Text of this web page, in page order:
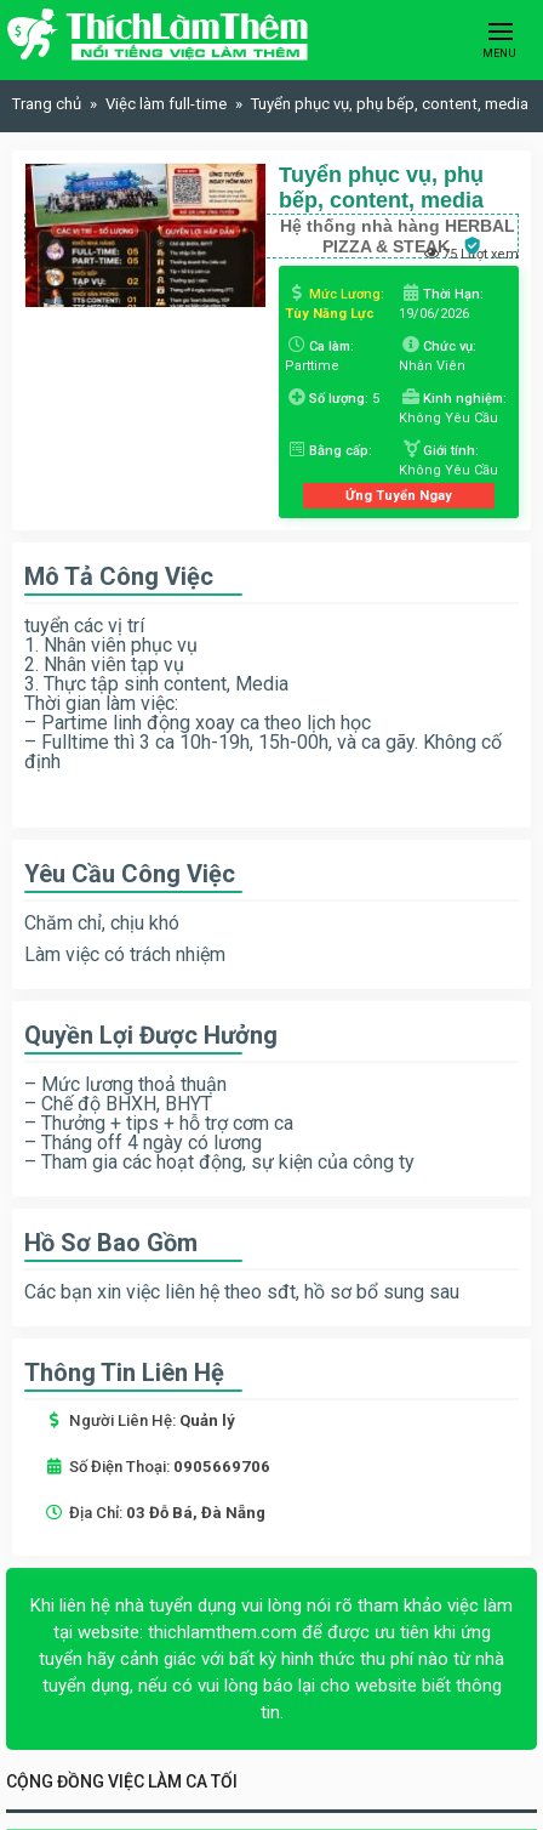
Skip to content
MENU
Trang chủ Việc làm full-time Tuyển phục vụ, phụ bếp, content, media
Tuyển phục vụ, phụ
bếp, content, media
Hệ thống nhà hàng HERBAL
PIZZA & STEAK75 Lượt xem
Mức Lương:
Tùy Năng Lực
Thời Hạn:
19/06/2026
Ca làm:
Parttime
Chức vụ:
Nhân Viên
Số lượng: 5
Kinh nghiệm:
Không Yêu Cầu
Bằng cấp:
Giới tính:
Không Yêu Cầu
Ứng Tuyển Ngay
Mô Tả Công Việc
tuyển các vị trí
1. Nhân viên phục vụ
2. Nhân viên tạp vụ
3. Thực tập sinh content, Media
Thời gian làm việc:
– Partime linh động xoay ca theo lịch học
– Fulltime thì 3 ca 10h-19h, 15h-00h, và ca gãy. Không cố
định
Yêu Cầu Công Việc
Chăm chỉ, chịu khó
Làm việc có trách nhiệm
Quyền Lợi Được Hưởng
– Mức lương thoả thuận
– Chế độ BHXH, BHYT
– Thưởng + tips + hỗ trợ cơm ca
– Tháng off 4 ngày có lương
– Tham gia các hoạt động, sự kiện của công ty
Hồ Sơ Bao Gồm
Các bạn xin việc liên hệ theo sđt, hồ sơ bổ sung sau
Thông Tin Liên Hệ
Người Liên Hệ: Quản lý
Số Điện Thoại: 0905669706
Địa Chỉ: 03 Đỗ Bá, Đà Nẵng
Khi liên hệ nhà tuyển dụng vui lòng nói rõ tham khảo việc làm
tại website: thichlamthem.com để được ưu tiên khi ứng
tuyển hãy cảnh giác với bất kỳ hình thức thu phí nào từ nhà
tuyển dụng, nếu có vui lòng báo lại cho website biết thông
tin.
CỘNG ĐỒNG VIỆC LÀM CA TỐI